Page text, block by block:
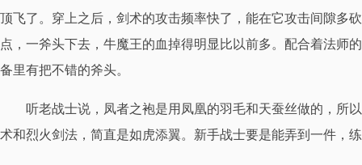
顶飞了。穿上之后，剑术的攻击频率快了，能在它攻击间隙多
点，一斧头下去，牛魔王的血掉得明显比以前多。配合着法师
备里有把不错的斧头。
听老战士说，凤者之袍是用凤凰的羽毛和天蚕丝做的，所
术和烈火剑法，简直是如虎添翼。新手战士要是能弄到一件，